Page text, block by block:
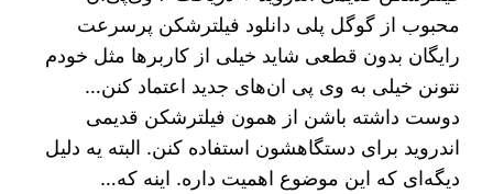
محبوب از گوگل پلی دانلود فیلترشکن پرسرعت
رایگان بدون قطعی شاید خیلی از کاربرها مثل خودم
نتونن خیلی به وی پی ان‌های جدید اعتماد کنن…
دوست داشته باشن از همون فیلترشکن‌ قدیمی
اندروید برای دستگاهشون استفاده کنن. البته یه دلیل
دیگه‌ای که این موضوع اهمیت داره. اینه که…